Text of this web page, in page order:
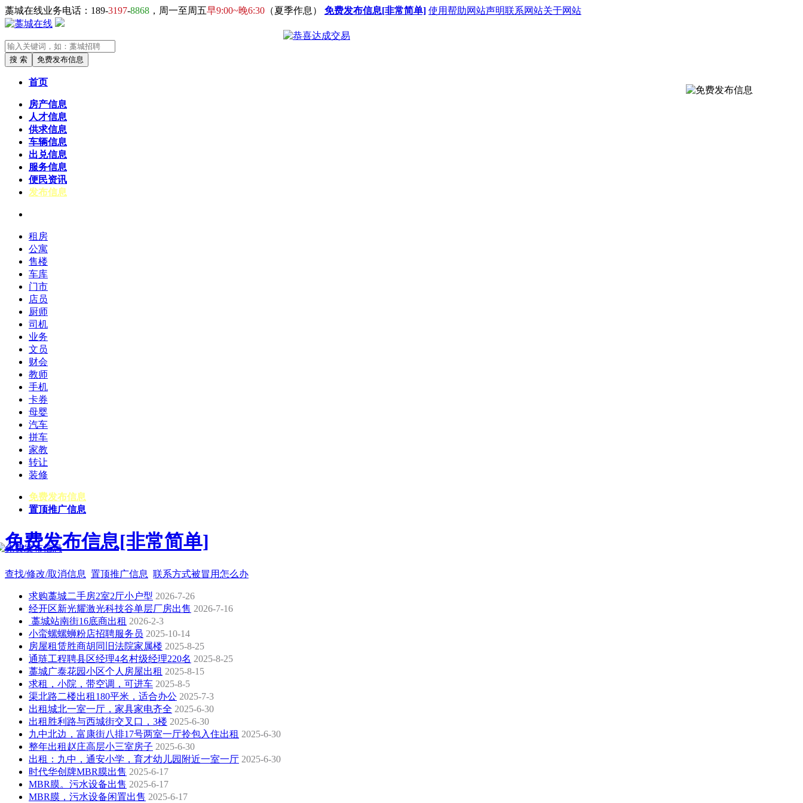
藁城在线业务电话：189-3197-8868 ，周一至周五早9:00~晚6:30 （夏季作息） 免费发布信息[非常简单] 使用帮助网站声明联系网站关于网站
首页
房产信息
人才信息
供求信息
车辆信息
出兑信息
服务信息
便民资讯
发布信息
租房
公寓
售楼
车库
门市
店员
厨师
司机
业务
文员
财会
教师
手机
卡券
母婴
汽车
拼车
家教
转让
装修
免费发布信息
置顶推广信息
免费发布信息[非常简单]
查找/修改/取消信息 置顶推广信息 联系方式被冒用怎么办
求购藁城二手房2室2厅小户型 2026-7-26
经开区新光耀激光科技谷单层厂房出售 2026-7-16
藁城站南街16底商出租 2026-2-3
小蛮螺螺蛳粉店招聘服务员 2025-10-14
房屋租赁胜商胡同旧法院家属楼 2025-8-25
通琏工程聘县区经理4名村级经理220名 2025-8-25
藁城广泰花园小区个人房屋出租 2025-8-15
求租，小院，带空调，可进车 2025-8-5
渠北路二楼出租180平米，适合办公 2025-7-3
出租城北一室一厅，家具家电齐全 2025-6-30
出租胜利路与西城街交叉口，3楼 2025-6-30
九中北边，富康街八排17号两室一厅拎包入住出租 2025-6-30
整年出租赵庄高层小三室房子 2025-6-30
出租：九中，通安小学，育才幼儿园附近一室一厅 2025-6-30
时代华创牌MBR膜出售 2025-6-17
MBR膜。污水设备出售 2025-6-17
MBR膜，污水设备闲置出售 2025-6-17